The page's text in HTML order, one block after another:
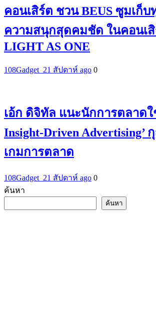
คอนเสิร์ต ชวน BEUS ซูมเก็
ความสนุกสุดคมชัด ในคอนเสิ
LIGHT AS ONE
108Gadget_21 สัปดาห์ ago 0
เอ้ก ดิจิทัล แนะนักการตลาดใ
Insight-Driven Advertising’
เกมการตลาด
108Gadget_21 สัปดาห์ ago 0
ค้นหา
ค้นหา